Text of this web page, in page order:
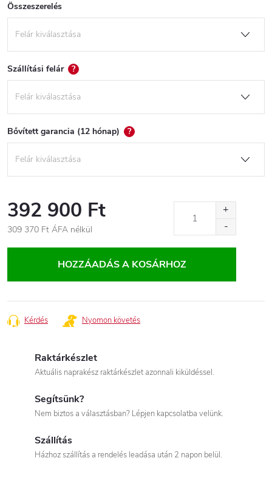
Összeszerelés
Szállítási felár ?
Bővített garancia (12 hónap) ?
392 900 Ft
309 370 Ft ÁFA nélkül
HOZZÁADÁS A KOSÁRHOZ
Kérdés Nyomon követés
Raktárkészlet
Aktuális naprakész raktárkészlet azonnali kiküldéssel.
Segítsünk?
Nem biztos a választásban? Lépjen kapcsolatba velünk.
Szállítás
Házhoz szállítás a rendelés leadása után 2 napon belül.